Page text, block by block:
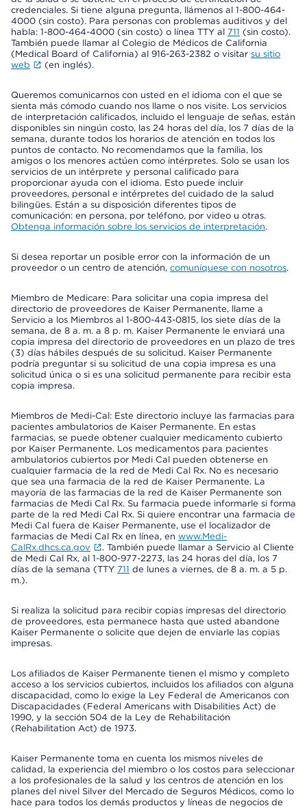
credenciales. Si tiene alguna pregunta, llámenos al 1-800-464-
4000 (sin costo). Para personas con problemas auditivos y del
habla: 1-800-464-4000 (sin costo) o línea TTY al 711 (sin costo).
También puede llamar al Colegio de Médicos de California
(Medical Board of California) al 916-263-2382 o visitar su sitio
web
(en inglés).
Queremos comunicarnos con usted en el idioma con el que se
sienta más cómodo cuando nos llame o nos visite. Los servicios
de interpretación calificados, incluido el lenguaje de señas, están
disponibles sin ningún costo, las 24 horas del día, los 7 días de la
semana, durante todos los horarios de atención en todos los
puntos de contacto. No recomendamos que la familia, los
amigos o los menores actúen como intérpretes. Solo se usan los
servicios de un intérprete y personal calificado para
proporcionar ayuda con el idioma. Esto puede incluir
proveedores, personal e intérpretes del cuidado de la salud
bilingües. Están a su disposición diferentes tipos de
comunicación: en persona, por teléfono, por video u otras.
Obtenga información sobre los servicios de interpretación.
Si desea reportar un posible error con la información de un
proveedor o un centro de atención, comuníquese con nosotros.
Miembro de Medicare: Para solicitar una copia impresa del
directorio de proveedores de Kaiser Permanente, llame a
Servicio a los Miembros al 1-800-443-0815, los siete días de la
semana, de 8 a. m. a 8 p. m. Kaiser Permanente le enviará una
copia impresa del directorio de proveedores en un plazo de tres
(3) días hábiles después de su solicitud. Kaiser Permanente
podría preguntar si su solicitud de una copia impresa es una
solicitud única o si es una solicitud permanente para recibir esta
copia impresa.
Miembros de Medi-Cal: Este directorio incluye las farmacias para
pacientes ambulatorios de Kaiser Permanente. En estas
farmacias, se puede obtener cualquier medicamento cubierto
por Kaiser Permanente. Los medicamentos para pacientes
ambulatorios cubiertos por Medi Cal pueden obtenerse en
cualquier farmacia de la red de Medi Cal Rx. No es necesario
que sea una farmacia de la red de Kaiser Permanente. La
mayoría de las farmacias de la red de Kaiser Permanente son
farmacias de Medi Cal Rx. Su farmacia puede informarle si forma
parte de la red Medi Cal Rx. Si quiere encontrar una farmacia de
Medi Cal fuera de Kaiser Permanente, use el localizador de
farmacias de Medi Cal Rx en línea, en www.Medi-
CalRx.dhcs.ca.gov
. También puede llamar a Servicio al Cliente
de Medi Cal Rx, al 1-800-977-2273, las 24 horas del día, los 7
días de la semana (TTY 711 de lunes a viernes, de 8 a. m. a 5 p.
m.).
Si realiza la solicitud para recibir copias impresas del directorio
de proveedores, esta permanece hasta que usted abandone
Kaiser Permanente o solicite que dejen de enviarle las copias
impresas.
Los afiliados de Kaiser Permanente tienen el mismo y completo
acceso a los servicios cubiertos, incluidos los afiliados con alguna
discapacidad, como lo exige la Ley Federal de Americanos con
Discapacidades (Federal Americans with Disabilities Act) de
1990, y la sección 504 de la Ley de Rehabilitación
(Rehabilitation Act) de 1973.
Kaiser Permanente toma en cuenta los mismos niveles de
calidad, la experiencia del miembro o los costos para seleccionar
a los profesionales de la salud y los centros de atención en los
planes del nivel Silver del Mercado de Seguros Médicos, como lo
hace para todos los demás productos y líneas de negocios de